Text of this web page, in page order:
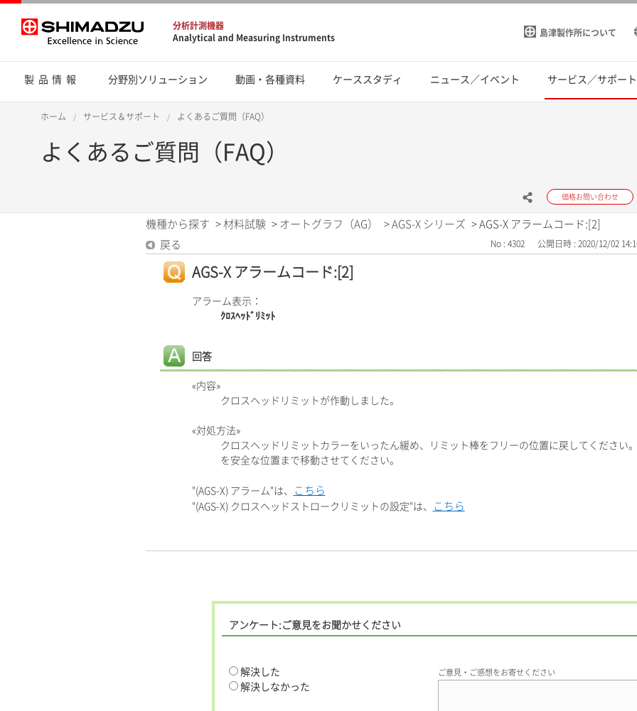
分析計測機器
Analytical and Measuring Instruments
島津製作所について
製品情報 分野別ソリューション 動画・各種資料 ケーススタディ ニュース／イベント サービス／サポート
ホーム サービス＆サポート よくあるご質問（FAQ）
よくあるご質問（FAQ）
価格お問い合わせ
機種から探す > 材料試験 > オートグラフ（AG） > AGS-X シリーズ > AGS-X アラームコード:[2]
戻る
No : 4302 公開日時 : 2020/12/02
AGS-X アラームコード:[2]
アラーム表示：
ｸﾛｽﾍｯﾄﾞﾘﾐｯﾄ
回答
«内容»
クロスヘッドリミットが作動しました。
«対処方法»
クロスヘッドリミットカラーをいったん緩め、リミット棒をフリーの位置に戻してください
を安全な位置まで移動させてください。
"(AGS-X) アラーム"は、 こちら
"(AGS-X) クロスヘッドストロークリミットの設定"は、 こちら
アンケート:ご意見をお聞かせください
解決した
解決しなかった
ご意見・ご感想をお寄せください